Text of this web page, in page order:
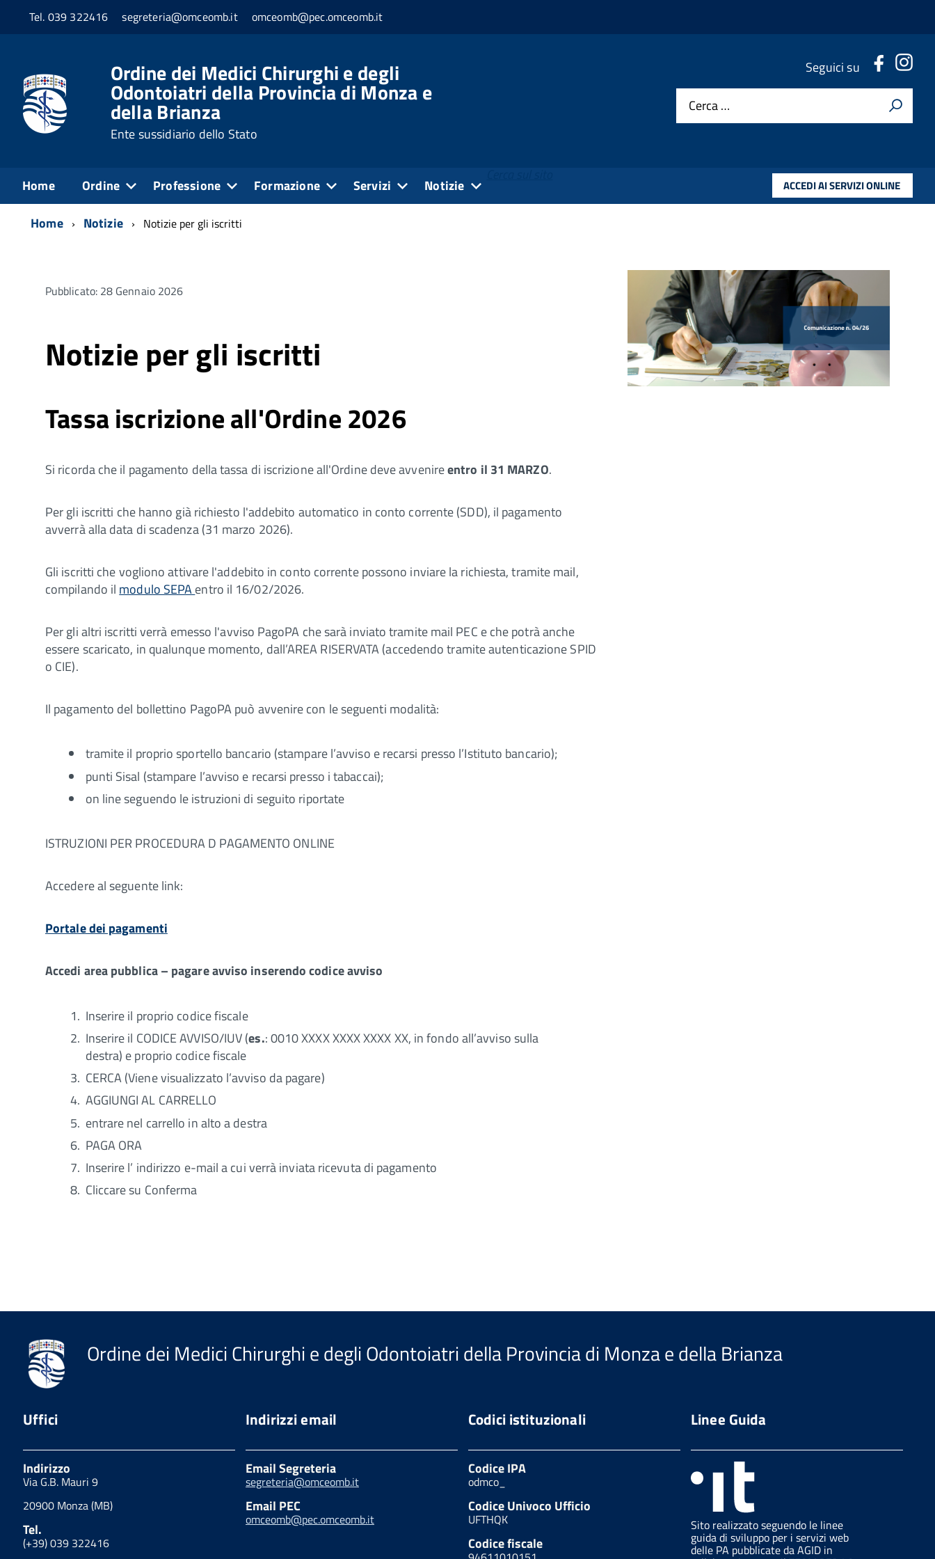
Tel. 039 322416 segreteria@omceomb.it omceomb@pec.omceomb.it
Ordine dei Medici Chirurghi e degli
Odontoiatri della Provincia di Monza e
della Brianza
Ente sussidiario dello Stato
Seguici su . .
Cerca …
Home Ordine Professione Formazione Servizi Notizie ACCEDI AI SERVIZI ONLINE
Home Notizie Notizie per gli iscritti
Pubblicato: 28 Gennaio 2026
Notizie per gli iscritti
Tassa iscrizione all'Ordine 2026
Si ricorda che il pagamento della tassa di iscrizione all'Ordine deve avvenireentro il 31 MARZO.
Per gli iscritti che hanno già richiesto l'addebito automatico in conto corrente (SDD), il pagamento
avverrà alla data di scadenza (31 marzo 2026).
Gli iscritti che vogliono attivare l'addebito in conto corrente possono inviare la richiesta, tramite mail,
compilando il modulo SEPAentro il 16/02/2026.
Per gli altri iscritti verrà emesso l'avviso PagoPA che sarà inviato tramite mail PEC e che potrà anche
essere scaricato, in qualunque momento, dall’AREA RISERVATA (accedendo tramite autenticazione SPID
o CIE).
Il pagamento del bollettino PagoPA può avvenire con le seguenti modalità:
tramite il proprio sportello bancario (stampare l’avviso e recarsi presso l’Istituto bancario);
punti Sisal (stampare l’avviso e recarsi presso i tabaccai);
on line seguendo le istruzioni di seguito riportate
ISTRUZIONI PER PROCEDURA D PAGAMENTO ONLINE
Accedere al seguente link:
Portale dei pagamenti
Accedi area pubblica – pagare avviso inserendo codice avviso
Inserire il proprio codice fiscale
Inserire il CODICE AVVISO/IUV (es.: 0010 XXXX XXXX XXXX XX, in fondo all’avviso sulla
destra) e proprio codice fiscale
CERCA (Viene visualizzato l’avviso da pagare)
AGGIUNGI AL CARRELLO
entrare nel carrello in alto a destra
PAGA ORA
Inserire l’ indirizzo e-mail a cui verrà inviata ricevuta di pagamento
Cliccare su Conferma
Ordine dei Medici Chirurghi e degli Odontoiatri della Provincia di Monza e della Brianza
Uffici
Indirizzo
Via G.B. Mauri 9
20900 Monza (MB)
Tel.
(+39) 039 322416
Indirizzi email
Email Segreteria
segreteria@omceomb.it
Email PEC
omceomb@pec.omceomb.it
Codici istituzionali
Codice IPA
odmco_
Codice Univoco Ufficio
UFTHQK
Codice fiscale
Linee Guida
Sito realizzato seguendo le linee
guida di sviluppo per i servizi web
delle PA pubblicate da AGID in